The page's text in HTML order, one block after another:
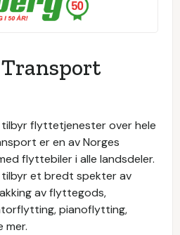
flyttetjenester over hele
er en av Norges
flyttebiler i alle landsdeler.
et bredt spekter av
av flyttegods,
pianoflytting,
mer.